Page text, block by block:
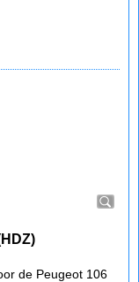
de Peugeot 106